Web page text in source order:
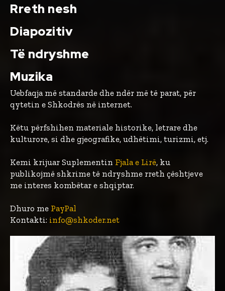
Rreth nesh
Diapozitiv
Të ndryshme
Muzika
Uebfaqja më standarde dhe ndër më të parat, për
qytetin e Shkodrës në internet.
Këtu përfshihen materiale historike, letrare dhe
kulturore, si dhe gjeografike, udhëtimi, turizmi, etj.
Kemi krijuar Suplementin Fjala e Lirë, ku
publikojmë shkrime të ndryshme rreth çështjeve
me interes kombëtar e shqiptar.
Dhuro me PayPal
Kontakti: info@shkoder.net